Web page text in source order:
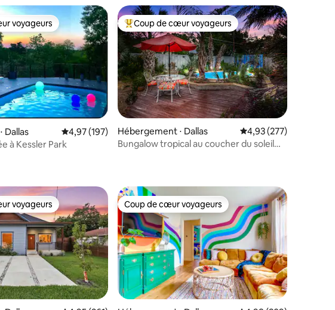
de 102 commentaires : 4,98 sur 5
voyageurs les plus appréciés
voyageurs
Dallas Évaluation moyenne sur la base de 197 commentaires : 4,97 sur 5
4,97 (197)
à Kessler Park
Coups de cœur voyageurs les plus appréciés
Coup de cœur voyageurs
Hébergement ⋅ Dallas Évaluation moyenne
4,93 (277)
Bungalow tropical au coucher du soleil
voyageurs les plus appréciés
voyageurs Coup de cœur voyageurs
Coup de cœur voyageurs